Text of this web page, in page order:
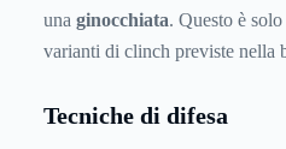
una ginocchiata. Questo è
varianti di clinch previste nella
Tecniche di difesa